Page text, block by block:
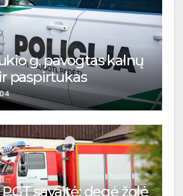
g. pavogtas kalnų
paspirtukas
savaitė: degė žolė